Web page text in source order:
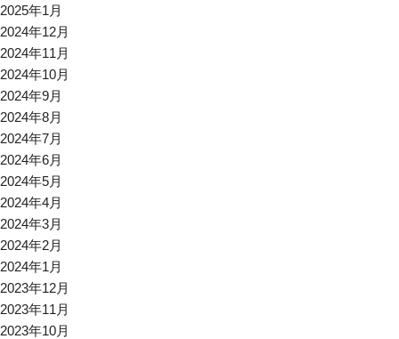
2025年1月
2024年12月
2024年11月
2024年10月
2024年9月
2024年8月
2024年7月
2024年6月
2024年5月
2024年4月
2024年3月
2024年2月
2024年1月
2023年12月
2023年11月
2023年10月